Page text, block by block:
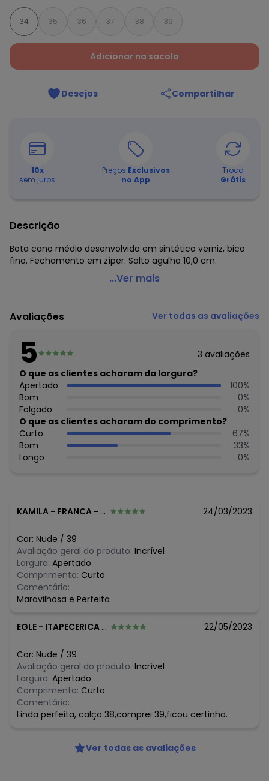
34 35 36 37 38 39
Adicionar na sacola
Desejos Compartilhar
10x
sem juros
Preços Exclusivos
no App
Troca
Grátis
Descrição
Bota cano médio desenvolvida em sintético verniz, bico
fino. Fechamento em zíper. Salto agulha 10,0 cm.
Perfecta - Bota Modelo Bico Fino Nude em Verniz
Observação: Zíper funcional - calce fácil
Tecido: Sintético
...Ver mais
Avaliações Ver todas as avaliações
5 3 avaliações
O que as clientes acharam da largura?
Apertado
100%
Bom
0%
Folgado
0%
O que as clientes acharam do comprimento?
Curto
67%
Bom
33%
Longo
0%
KAMILA - FRANCA - SP 24/03/2023
Cor: Nude / 39
Avaliação geral do produto: Incrível
Largura: Apertado
Comprimento: Curto
Comentário:
Maravilhosa e Perfeita
EGLE - ITAPECERICA DA SERRA - SP 22/05/2023
Cor: Nude / 39
Avaliação geral do produto: Incrível
Largura: Apertado
Comprimento: Curto
Comentário:
Linda perfeita, calço 38,comprei 39,ficou certinha.
Ver todas as avaliações